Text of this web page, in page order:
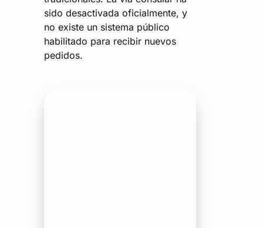
sido desactivada oficialmente, y
no existe un sistema público
habilitado para recibir nuevos
pedidos.